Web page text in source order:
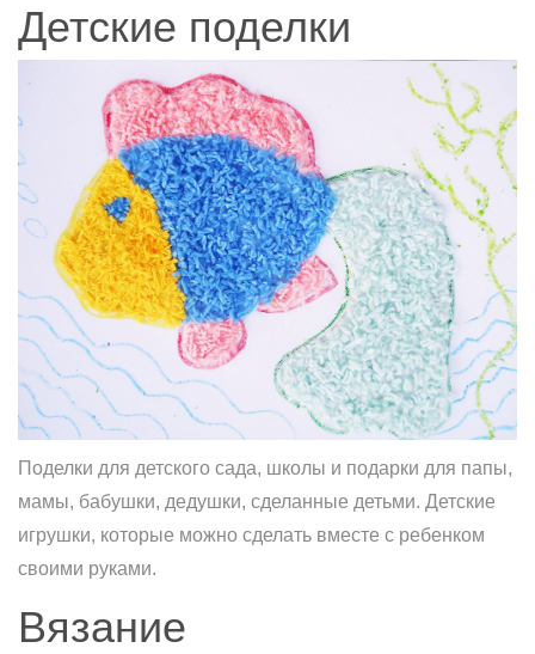
Детские поделки
Поделки для детского сада, школы и подарки для папы,
мамы, бабушки, дедушки, сделанные детьми. Детские
игрушки, которые можно сделать вместе с ребенком
своими руками.
Вязание